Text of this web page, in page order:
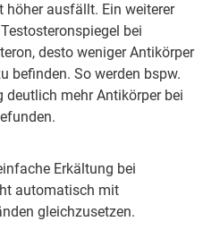
ausfällt. Ein weiterer
bei
desto weniger Antikörper
befinden. So werden bspw.
deutlich mehr Antikörper bei
Erkältung bei
automatisch mit
gleichzusetzen.